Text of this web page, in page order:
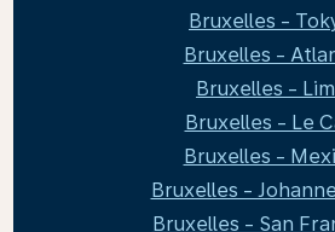
Bruxelles -
Bruxelles -
Bruxelles -
Bruxelles - Le
Bruxelles -
Bruxelles -
Bruxelles - San